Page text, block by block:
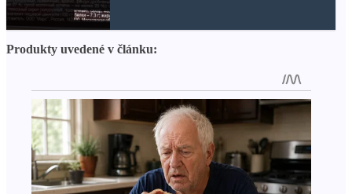
Produkty uvedené v článku: